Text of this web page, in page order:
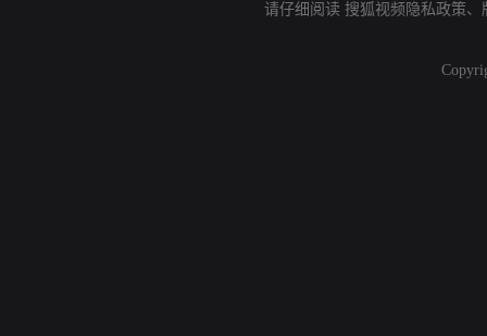
请仔细阅读 搜狐视频隐私政策、